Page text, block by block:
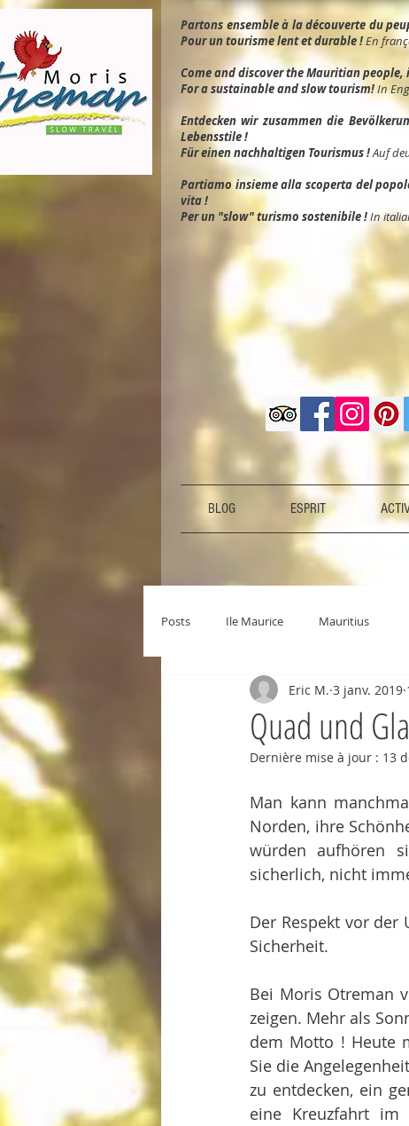
Partons ensemble à la découverte du
Pour un tourisme lent et durable !En
Come and discover the Mauritian
For a sustainable and slow tourism!In
Entdecken wir zusammen die
Lebensstile !
Für einen nachhaltigen Tourismus !Auf
Partiamo insieme alla scoperta del
vita !
Per un "slow" turismo sostenibile !In
BLOG ESPRIT
Posts Ile Maurice Mauritius
Quad und
Eric M. 3 janv. 2019
Dernière mise à jour : 13
Man kann
Norden, ihre
würden aufhören
sicherlich, nicht
Der Respekt vor
Sicherheit.
Bei Moris Otreman
zeigen. Mehr als
dem Motto ! Heute
Sie die
zu entdecken, ein
eine Kreuzfahrt im